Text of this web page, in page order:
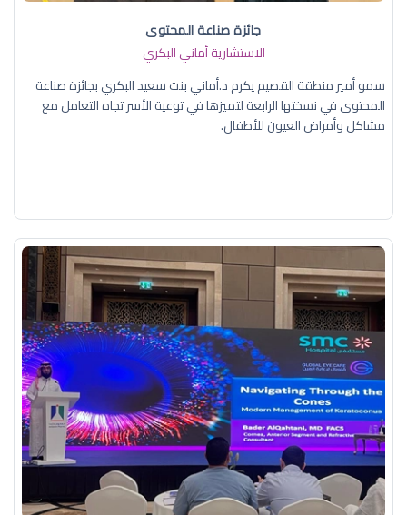
جائزة صناعة المحتوى
الاستشارية أماني البكري
سمو أمير منطقة القصيم يكرم د.أماني بنت سعيد البكري بجائزة صناعة
المحتوى في نسختها الرابعة لتميزها في توعية الأسر تجاه التعامل مع
مشاكل وأمراض العيون للأطفال.